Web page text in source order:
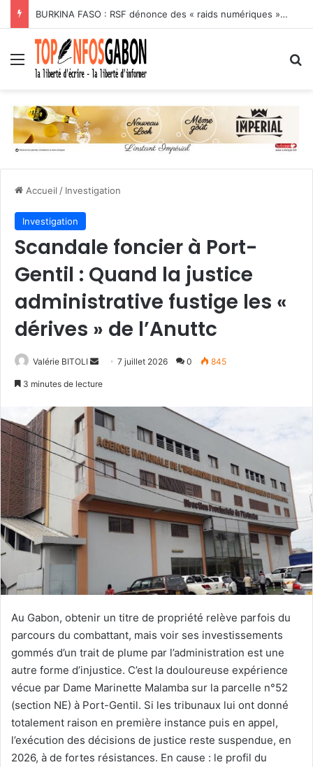
BURKINA FASO : RSF dénonce des « raids numériques » contre les journalistes critiques
Menu
Accueil / Investigation
Investigation
Scandale foncier à Port-
Gentil : Quand la justice
administrative fustige les «
dérives » de l’Anuttc
Valérie BITOLI
o
y
e
r
u
n
c
i
e
7 juillet 2026 0 845
3 minutes de lecture
Au Gabon, obtenir un titre de propriété relève parfois du
parcours du combattant, mais voir ses investissements
gommés d’un trait de plume par l’administration est une
autre forme d’injustice. C’est la douloureuse expérience
vécue par Dame Marinette Malamba sur la parcelle n°52
(section NE) à Port-Gentil. Si les tribunaux lui ont donné
totalement raison en première instance puis en appel,
l’exécution des décisions de justice reste suspendue, en
2026, à de fortes résistances. En cause : le profil du